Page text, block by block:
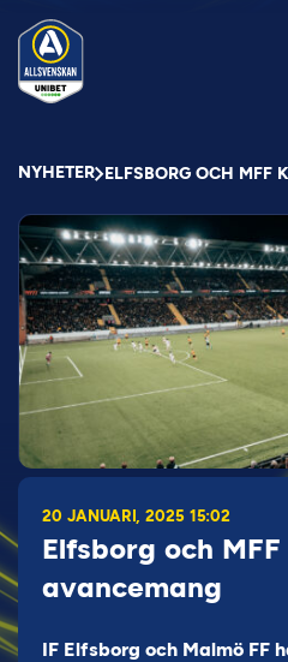
NYHETER
20 JANUARI, 2025 15:02
Elfsborg och
avancemang
IF Elfsborg och Malmö FF